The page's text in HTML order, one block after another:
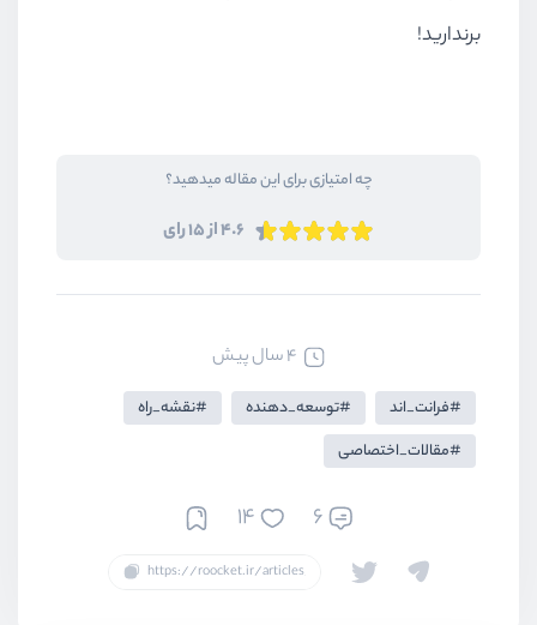
برندارید!
چه امتیازی برای این مقاله میدهید؟
4.6 از 15 رای
4 سال پیش
فرانت_اند توسعه_دهنده
نقشه_راه
مقالات_اختصاصی
6
14